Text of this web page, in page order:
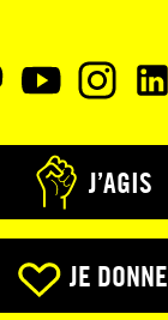
J’AGIS
JE DONNE